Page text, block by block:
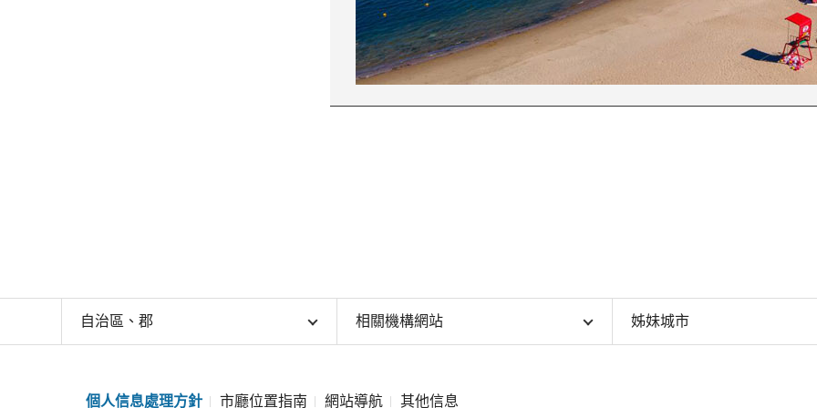
自治區、郡 相關機構網站 姊妹城市
個人信息處理方針 市廳位置指南 網站導航 其他信息